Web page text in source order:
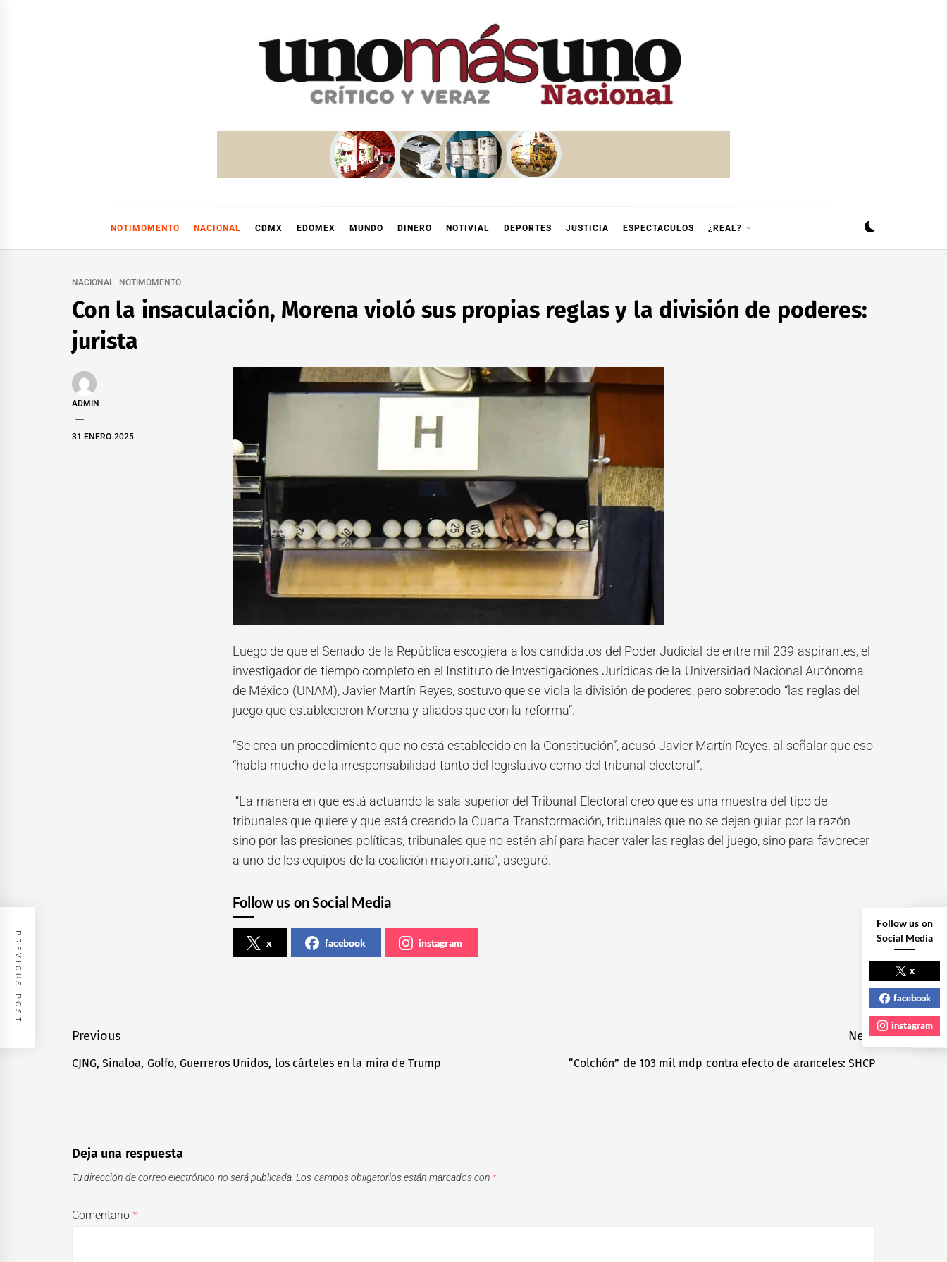
NOTIMOMENTO NACIONAL CDMX EDOMEX MUNDO DINERO NOTIVIAL DEPORTES JUSTICIA ESPECTACULOS ¿REAL?
NACIONAL NOTIMOMENTO
Con la insaculación, Morena violó sus propias reglas y la división de poderes:
jurista
ADMIN
31 ENERO 2025
Luego de que el Senado de la República escogiera a los candidatos del Poder Judicial de entre mil 239 aspirantes, el
investigador de tiempo completo en el Instituto de Investigaciones Jurídicas de la Universidad Nacional Autónoma
de México (UNAM), Javier Martín Reyes, sostuvo que se viola la división de poderes, pero sobretodo “las reglas del
juego que establecieron Morena y aliados que con la reforma”.
“Se crea un procedimiento que no está establecido en la Constitución”, acusó Javier Martín Reyes, al señalar que eso
“habla mucho de la irresponsabilidad tanto del legislativo como del tribunal electoral”.
“La manera en que está actuando la sala superior del Tribunal Electoral creo que es una muestra del tipo de
tribunales que quiere y que está creando la Cuarta Transformación, tribunales que no se dejen guiar por la razón
sino por las presiones políticas, tribunales que no estén ahí para hacer valer las reglas del juego, sino para favorecer
a uno de los equipos de la coalición mayoritaria”, aseguró.
Follow us on Social Media
x facebook instagram
Navegación
de
Previous
Previous
CJNG, Sinaloa, Golfo, Guerreros Unidos, los cárteles en la mira de Trump
Next
Next
“Colchón” de 103 mil mdp contra efecto de aranceles: SHCP
PREVIOUS POST NEXT POST
Deja una respuesta
Tu dirección de correo electrónico no será publicada. Los campos obligatorios están marcados con *
Comentario*
Follow us on
Social Media
x
facebook
instagram